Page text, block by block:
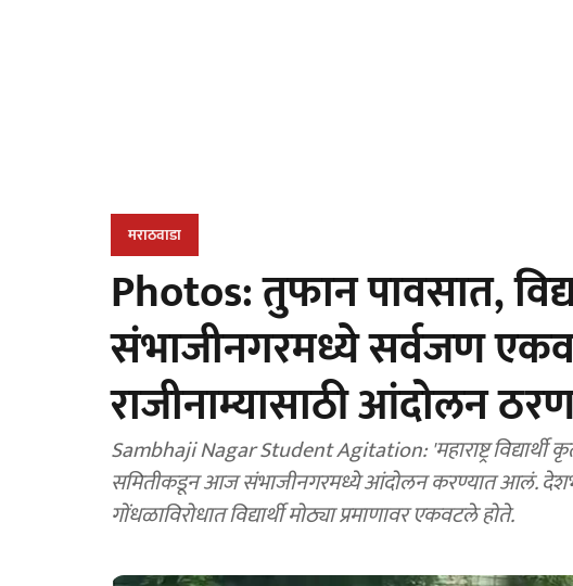
मराठवाडा
Photos: तुफान पावसात,
संभाजीनगरमध्ये सर्वजण
राजीनाम्यासाठी आंदोलन
Sambhaji Nagar Student Agitation: 'महाराष्ट्र विद्यार्थी
समितीकडून आज संभाजीनगरमध्ये आंदोलन करण्यात आलं.
गोंधळाविरोधात विद्यार्थी मोठ्या प्रमाणावर एकवटले होते.